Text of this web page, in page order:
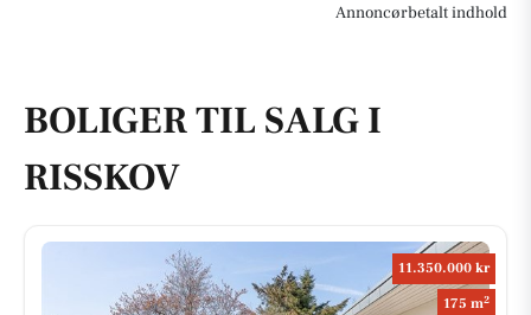
Annoncørbetalt indhold
BOLIGER TIL SALG I
RISSKOV
11.350.000 kr
175 m2